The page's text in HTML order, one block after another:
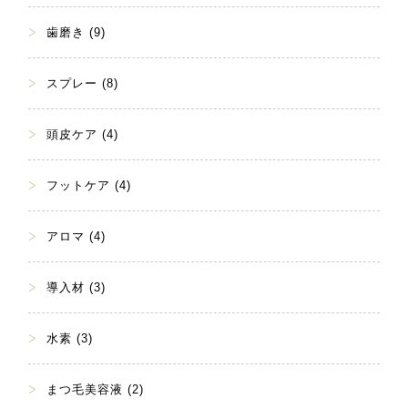
歯磨き (9)
スプレー (8)
頭皮ケア (4)
フットケア (4)
アロマ (4)
導入材 (3)
水素 (3)
まつ毛美容液 (2)